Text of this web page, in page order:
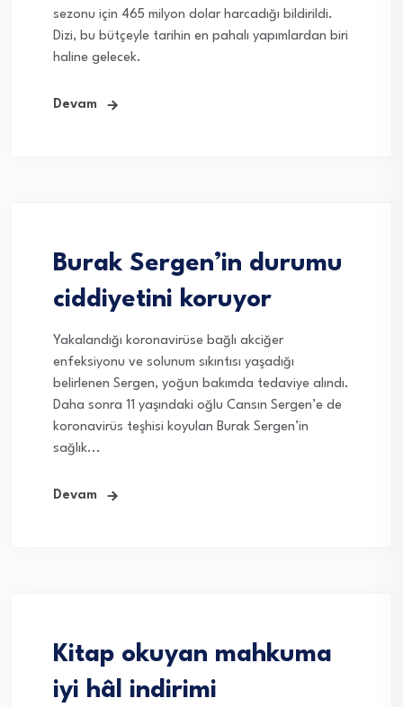
sezonu için 465 milyon dolar harcadığı bildirildi.
Dizi, bu bütçeyle tarihin en pahalı yapımlardan biri
haline gelecek.
Devam
Burak Sergen’in durumu
ciddiyetini koruyor
Yakalandığı koronavirüse bağlı akciğer
enfeksiyonu ve solunum sıkıntısı yaşadığı
belirlenen Sergen, yoğun bakımda tedaviye alındı.
Daha sonra 11 yaşındaki oğlu Cansın Sergen’e de
koronavirüs teşhisi koyulan Burak Sergen’in
sağlık...
Devam
Kitap okuyan mahkuma
iyi hâl indirimi